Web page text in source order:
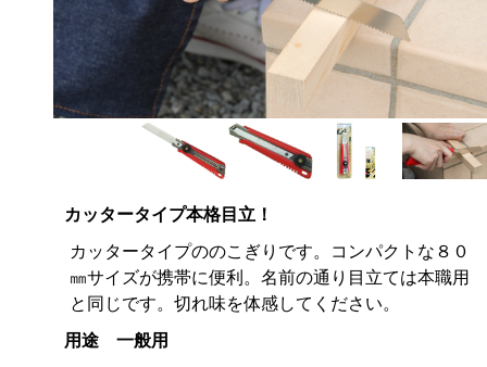
カッタータイプ本格目立！
カッタータイプののこぎりです。コンパクトな８０
㎜サイズが携帯に便利。名前の通り目立ては本職用
と同じです。切れ味を体感してください。
用途 一般用